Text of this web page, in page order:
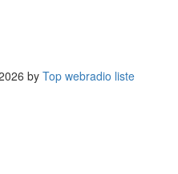
by Top webradio liste